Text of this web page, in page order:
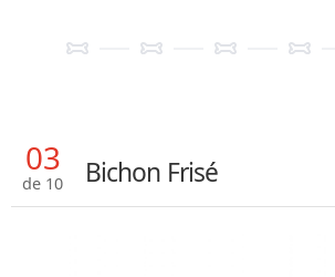
03
de 10 Bichon Frisé